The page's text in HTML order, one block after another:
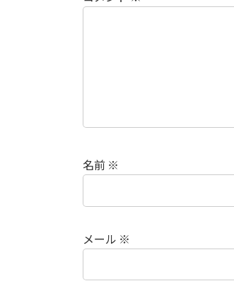
名前 ※
メール ※